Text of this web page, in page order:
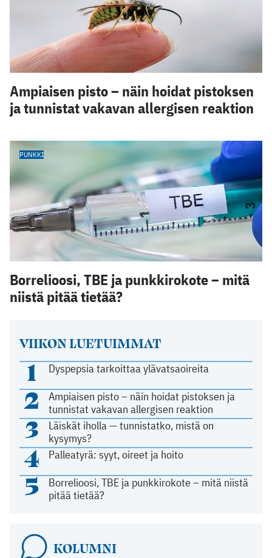
VIIKON LUETUIMMAT
1 Dyspepsia tarkoittaa ylävatsaoireita
2
Ampiaisen pisto – näin hoidat pistoksen ja
tunnistat vakavan allergisen reaktion
3
Läiskät iholla — tunnistatko, mistä on
kysymys?
4 Palleatyrä: syyt, oireet ja hoito
5
Borrelioosi, TBE ja punkkirokote – mitä niistä
pitää tietää?
KOLUMNI
Ampiaisen pisto – näin hoidat pistoksen
ja tunnistat vakavan allergisen reaktion
PUNKKI
Borrelioosi, TBE ja punkkirokote – mitä
niistä pitää tietää?